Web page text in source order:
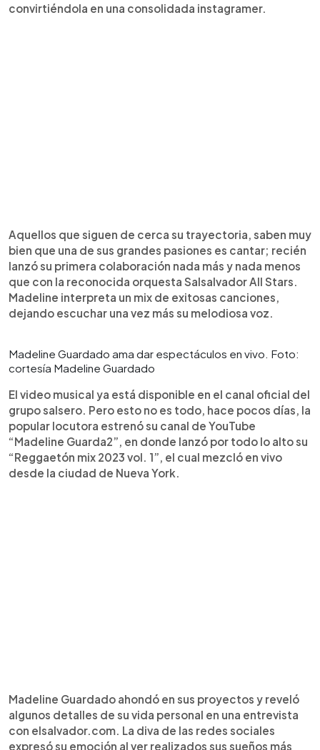
convirtiéndola en una consolidada instagramer.
Aquellos que siguen de cerca su trayectoria, saben muy
bien que una de sus grandes pasiones es cantar; recién
lanzó su primera colaboración nada más y nada menos
que con la reconocida orquesta Salsalvador All Stars.
Madeline interpreta un mix de exitosas canciones,
dejando escuchar una vez más su melodiosa voz.
Madeline Guardado ama dar espectáculos en vivo. Foto:
cortesía Madeline Guardado
El video musical ya está disponible en el canal oficial del
grupo salsero. Pero esto no es todo, hace pocos días, la
popular locutora estrenó su canal de YouTube
“Madeline Guarda2”, en donde lanzó por todo lo alto su
“Reggaetón mix 2023 vol. 1”, el cual mezcló en vivo
desde la ciudad de Nueva York.
Madeline Guardado ahondó en sus proyectos y reveló
algunos detalles de su vida personal en una entrevista
con elsalvador.com. La diva de las redes sociales
expresó su emoción al ver realizados sus sueños más